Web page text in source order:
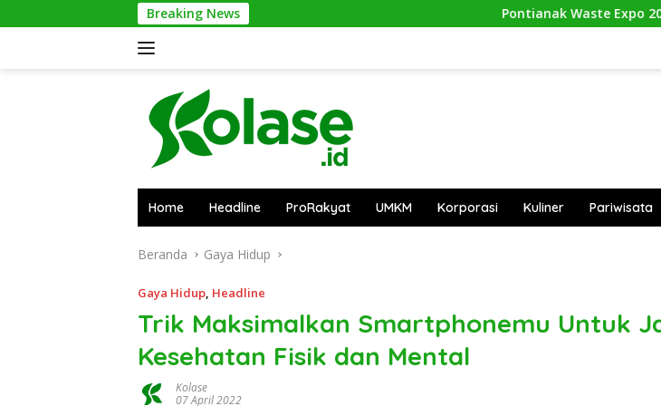
ke
Breaking News Pontianak Waste Expo 2026: Dari Isu
Home Headline ProRakyat UMKM Korporasi Kuliner Pariwisata
Beranda Gaya Hidup
Gaya Hidup, Headline
Trik Maksimalkan Smartphonemu Untuk
Kesehatan Fisik dan Mental
Kolase
07 April 2022